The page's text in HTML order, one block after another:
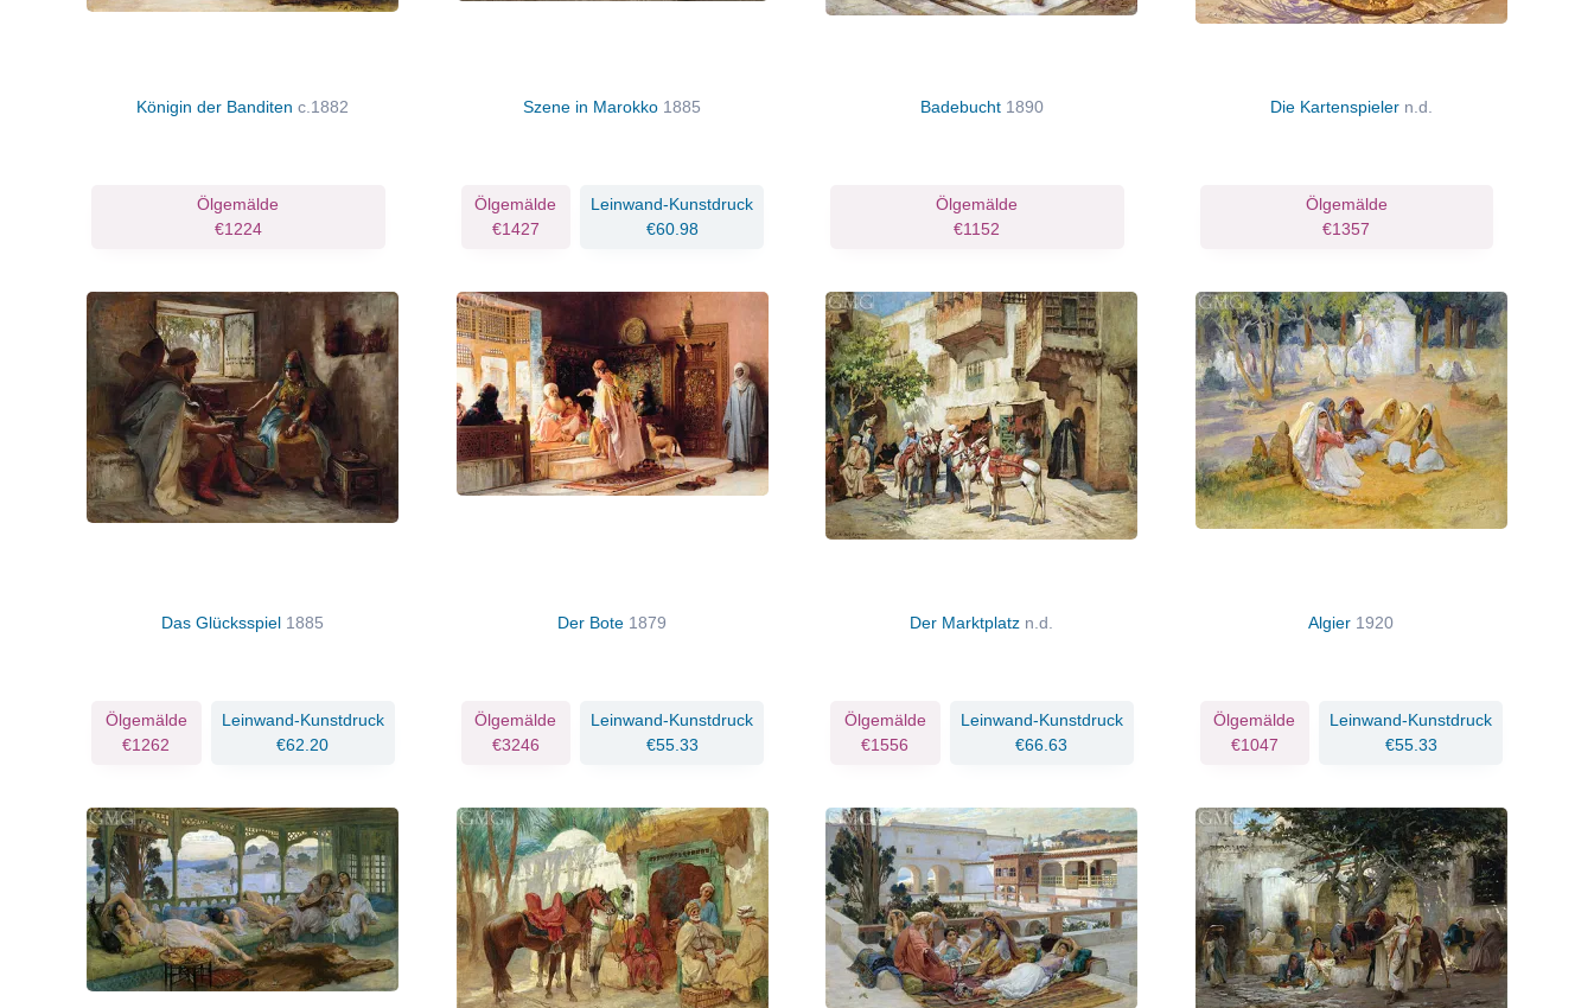
Königin der Banditenc.1882
Ölgemälde
€1224
Szene in Marokko 1885
Ölgemälde
€1427
Leinwand-Kunstdruck
€60.98
Badebucht 1890
Ölgemälde
€1152
Die Kartenspieler n.d.
Ölgemälde
€1357
Das Glücksspiel 1885
Ölgemälde
€1262
Leinwand-Kunstdruck
€62.20
Der Bote 1879
Ölgemälde
€3246
Leinwand-Kunstdruck
€55.33
Der Marktplatz n.d.
Ölgemälde
€1556
Leinwand-Kunstdruck
€66.63
Algier 1920
Ölgemälde
€1047
Leinwand-Kunstdruck
€55.33